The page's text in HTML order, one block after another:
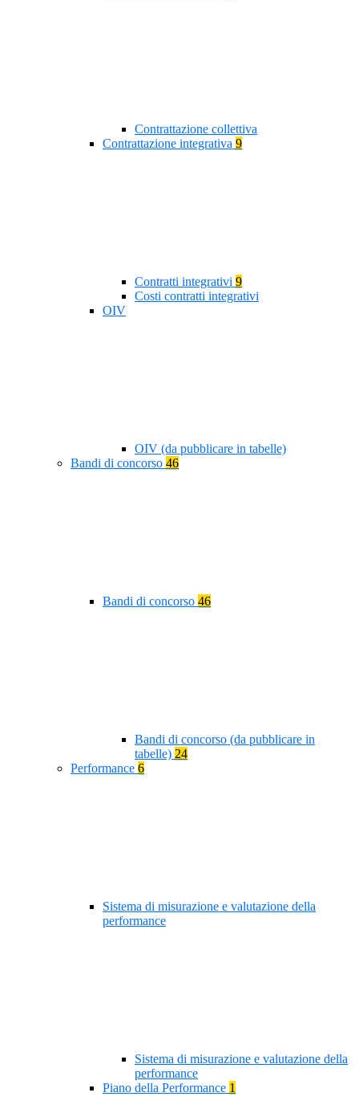
Contrattazione collettiva
Contrattazione integrativa 9
Contratti integrativi 9
Costi contratti integrativi
OIV
OIV (da pubblicare in tabelle)
Bandi di concorso 46
Bandi di concorso 46
Bandi di concorso (da pubblicare in
tabelle) 24
Performance 6
Sistema di misurazione e valutazione della
performance
Sistema di misurazione e valutazione della
performance
Piano della Performance 1